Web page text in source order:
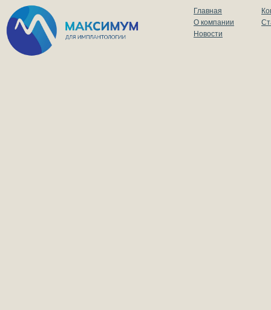
Главная
О компании
Новости